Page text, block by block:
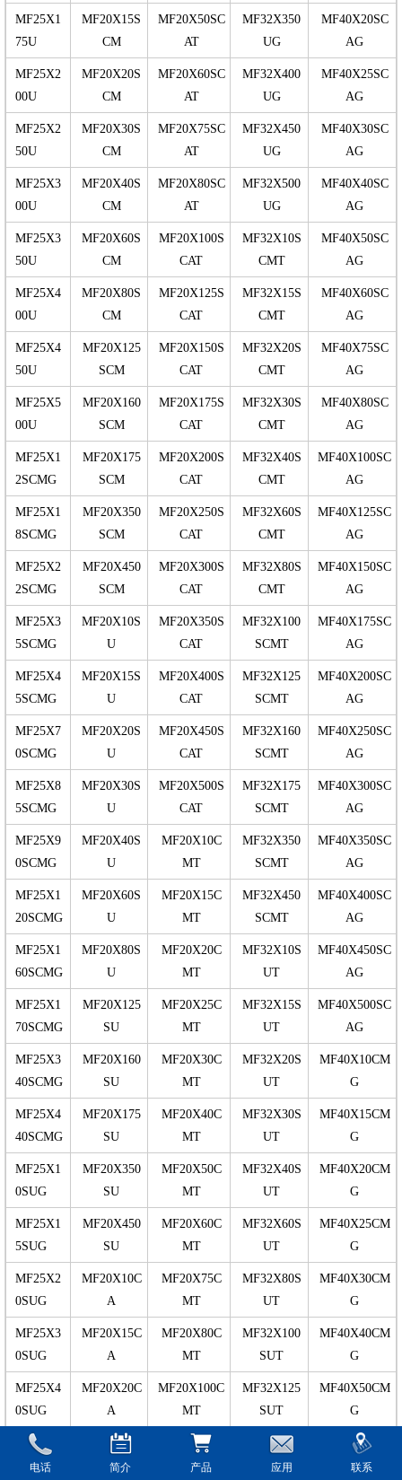
MF25X1
75U
MF20X15S
CM
MF20X50SC
AT
MF32X350
UG
MF40X20SC
AG
MF25X2
00U
MF20X20S
CM
MF20X60SC
AT
MF32X400
UG
MF40X25SC
AG
MF25X2
50U
MF20X30S
CM
MF20X75SC
AT
MF32X450
UG
MF40X30SC
AG
MF25X3
00U
MF20X40S
CM
MF20X80SC
AT
MF32X500
UG
MF40X40SC
AG
MF25X3
50U
MF20X60S
CM
MF20X100S
CAT
MF32X10S
CMT
MF40X50SC
AG
MF25X4
00U
MF20X80S
CM
MF20X125S
CAT
MF32X15S
CMT
MF40X60SC
AG
MF25X4
50U
MF20X125
SCM
MF20X150S
CAT
MF32X20S
CMT
MF40X75SC
AG
MF25X5
00U
MF20X160
SCM
MF20X175S
CAT
MF32X30S
CMT
MF40X80SC
AG
MF25X1
2SCMG
MF20X175
SCM
MF20X200S
CAT
MF32X40S
CMT
MF40X100SC
AG
MF25X1
8SCMG
MF20X350
SCM
MF20X250S
CAT
MF32X60S
CMT
MF40X125SC
AG
MF25X2
2SCMG
MF20X450
SCM
MF20X300S
CAT
MF32X80S
CMT
MF40X150SC
AG
MF25X3
5SCMG
MF20X10S
U
MF20X350S
CAT
MF32X100
SCMT
MF40X175SC
AG
MF25X4
5SCMG
MF20X15S
U
MF20X400S
CAT
MF32X125
SCMT
MF40X200SC
AG
MF25X7
0SCMG
MF20X20S
U
MF20X450S
CAT
MF32X160
SCMT
MF40X250SC
AG
MF25X8
5SCMG
MF20X30S
U
MF20X500S
CAT
MF32X175
SCMT
MF40X300SC
AG
MF25X9
0SCMG
MF20X40S
U
MF20X10C
MT
MF32X350
SCMT
MF40X350SC
AG
MF25X1
20SCMG
MF20X60S
U
MF20X15C
MT
MF32X450
SCMT
MF40X400SC
AG
MF25X1
60SCMG
MF20X80S
U
MF20X20C
MT
MF32X10S
UT
MF40X450SC
AG
MF25X1
70SCMG
MF20X125
SU
MF20X25C
MT
MF32X15S
UT
MF40X500SC
AG
MF25X3
40SCMG
MF20X160
SU
MF20X30C
MT
MF32X20S
UT
MF40X10CM
G
MF25X4
40SCMG
MF20X175
SU
MF20X40C
MT
MF32X30S
UT
MF40X15CM
G
MF25X1
0SUG
MF20X350
SU
MF20X50C
MT
MF32X40S
UT
MF40X20CM
G
MF25X1
5SUG
MF20X450
SU
MF20X60C
MT
MF32X60S
UT
MF40X25CM
G
MF25X2
0SUG
MF20X10C
A
MF20X75C
MT
MF32X80S
UT
MF40X30CM
G
MF25X3
0SUG
MF20X15C
A
MF20X80C
MT
MF32X100
SUT
MF40X40CM
G
MF25X4
0SUG
MF20X20C
A
MF20X100C
MT
MF32X125
SUT
MF40X50CM
G
MF25X6
0SUG
MF20X25C
A
MF20X125C
MT
MF32X160
SUT
MF40X60CM
G
电话 简介 产品 应用 联系